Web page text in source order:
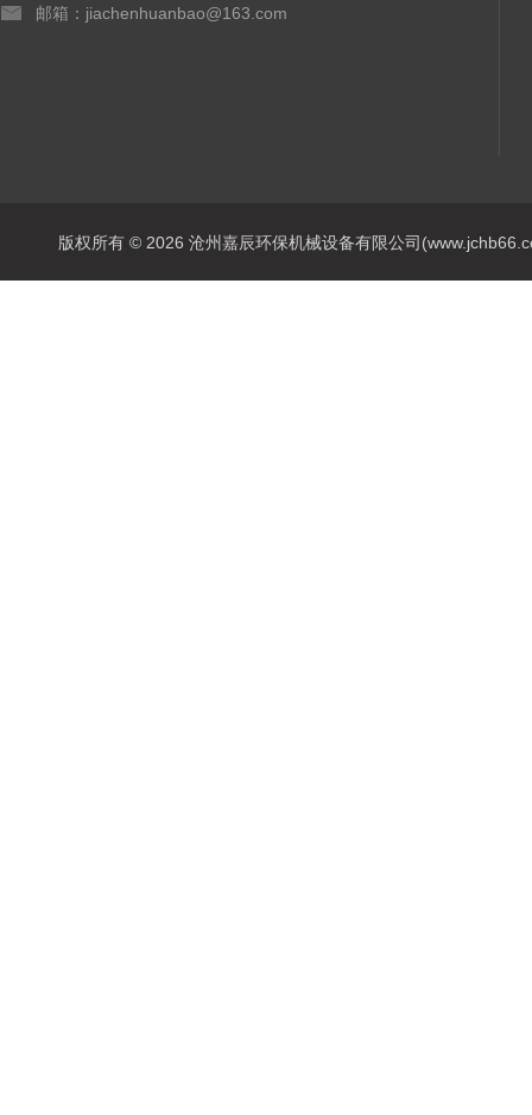
邮箱：jiachenhuanbao@163.com
版权所有 © 2026 沧州嘉辰环保机械设备有限公司